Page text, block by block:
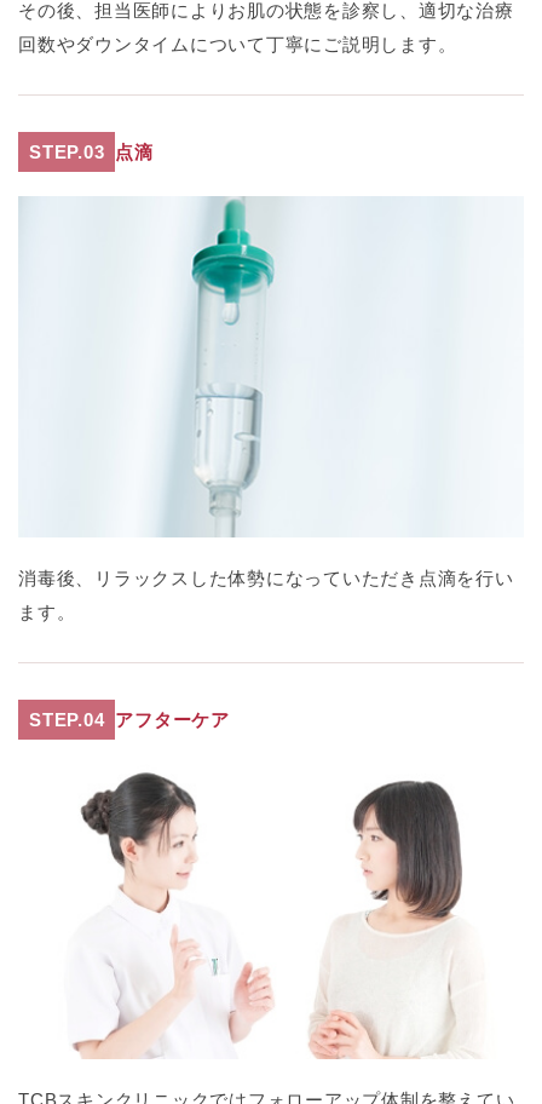
その後、担当医師によりお肌の状態を診察し、適切な治療
回数やダウンタイムについて丁寧にご説明します。
STEP.03 点滴
消毒後、リラックスした体勢になっていただき点滴を行い
ます。
STEP.04 アフターケア